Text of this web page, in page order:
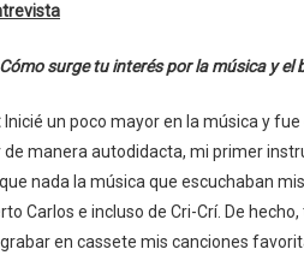
surge tu interés por la música y el
Inicié un poco mayor en la música y
de manera autodidacta, mi primer
nada la música que escuchaban
Carlos e incluso de Cri-Crí. De
en cassete mis canciones